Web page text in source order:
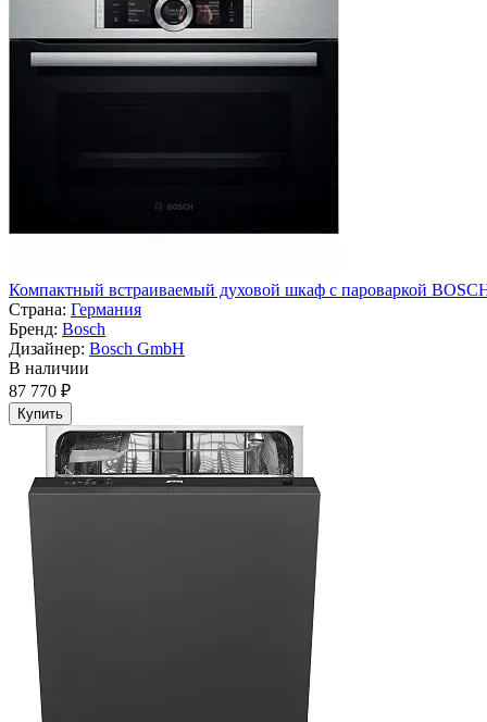
Компактный встраиваемый духовой шкаф с пароваркой
Страна: Германия
Бренд: Bosch
Дизайнер: Bosch GmbH
В наличии
87 770 ₽
Купить